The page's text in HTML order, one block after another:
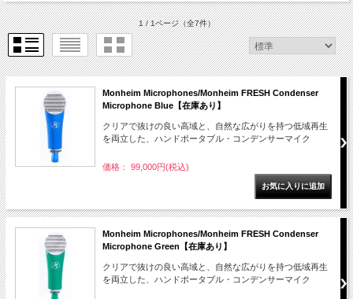
1 / 1ページ（全7件）
Monheim Microphones/Monheim FRESH Condenser
Microphone Blue【在庫あり】
クリアで抜けの良い高域と、自然な広がりを持つ低域再生
を両立した、ハンドポータブル・コンデンサーマイク
価格： 99,000円(税込)
Monheim Microphones/Monheim FRESH Condenser
Microphone Green【在庫あり】
クリアで抜けの良い高域と、自然な広がりを持つ低域再生
を両立した、ハンドポータブル・コンデンサーマイク